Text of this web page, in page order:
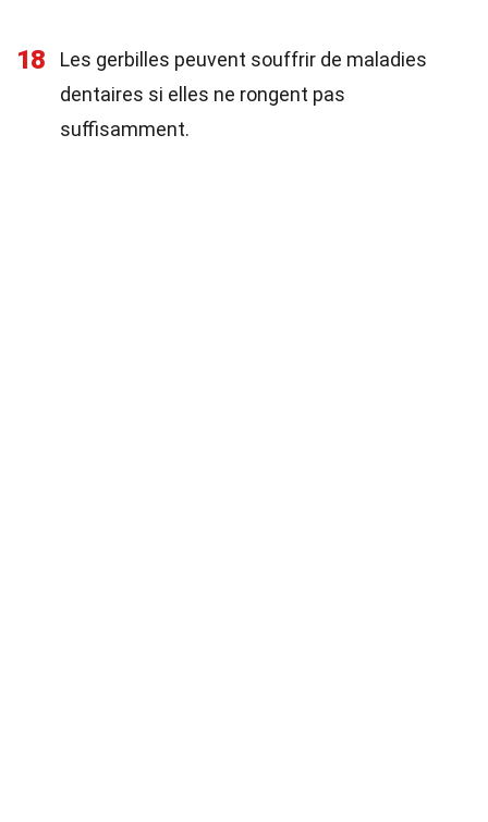
18
Les gerbilles peuvent souffrir de maladies
dentaires si elles ne rongent pas
suffisamment.